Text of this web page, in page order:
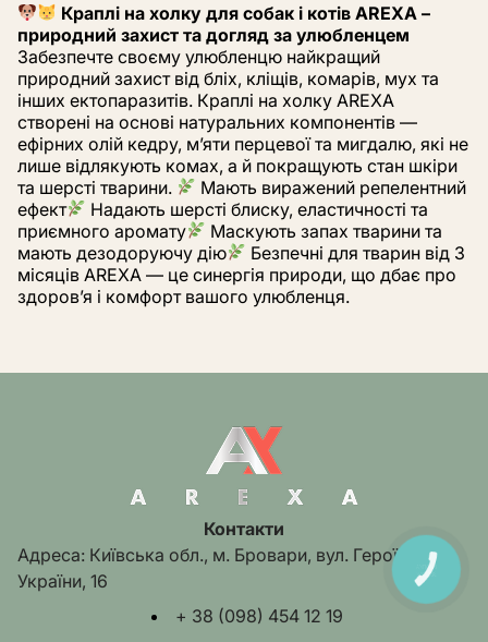
Краплі на холку для собак і котів AREXA –
природний захист та догляд за улюбленцем
Забезпечте своєму улюбленцю найкращий
природний захист від бліх, кліщів, комарів, мух та
інших ектопаразитів. Краплі на холку AREXA
створені на основі натуральних компонентів —
ефірних олій кедру, м’яти перцевої та мигдалю, які не
лише відлякують комах, а й покращують стан шкіри
та шерсті тварини.
Мають виражений репелентний
ефект
Надають шерсті блиску, еластичності та
приємного аромату
Маскують запах тварини та
мають дезодоруючу дію
Безпечні для тварин від 3
місяців AREXA — це синергія природи, що дбає про
здоров’я і комфорт вашого улюбленця.
Контакти
Адреса: Київська обл., м. Бровари, вул. Героїв
України, 16
+ 38 (098) 454 12 19
КНОПКА
ЗВ'ЯЗКУ